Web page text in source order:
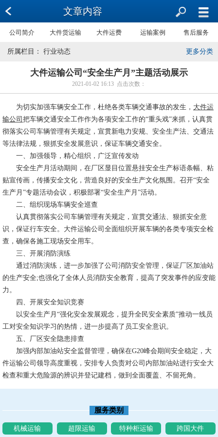
文章内容
公司简介 大件货运输 大件运费 运输案例 售后服务
更多分类
所属栏目： 行业动态
大件运输公司“安全生产月”主题活动展示
2021-01-02 16:13 点击次数：
为切实加强车辆安全工作，杜绝各类车辆交通事故的发生， 大件运
输公司 把车辆交通安全工作作为各项安全工作的“重头戏”来抓，认真贯
彻落实公司车辆管理有关规定，宣贯新电力安规、安全生产法、交通法
等法律法规，狠抓安全发展意识，保证车辆交通安全。
一、加强领导，精心组织，广泛宣传发动
安全生产月活动期间，在厂区显目位置悬挂安全生产标语条幅、粘
贴宣传画，传播安全文化，营造良好的安全生产文化氛围。召开“安全
生产月”专题活动会议，积极部署“安全生产月”活动。
二、组织现场车辆安全巡查
认真贯彻落实公司车辆管理有关规定，宣贯交通法、狠抓安全意
识，保证行车安全。大件运输公司全面组织开展车辆的各类专项安全检
查，确保各施工现场安全用车。
三、开展消防演练
通过消防演练，进一步加强了公司消防安全管理，保证厂区加油站
的生产安全;也强化了全体人员消防安全教育，提高了突发事件的应变能
力。
四、开展安全知识竞赛
以安全生产月“强化安全发展观念，提升全民安全素质”推动一线员
工对安全知识学习的热情，进一步提高了员工安全意识。
五、厂区安全隐患排查
加强内部加油站安全监督管理，确保在G20峰会期间安全稳定，大
件运输公司领导高度重视，安排专人负责对公司内部加油站进行安全大
检查和重大危险源的辨识并登记建档，做到全面覆盖、不留死角。
服务类别
机械运输 超限运输 特种柜运输 跨国大件